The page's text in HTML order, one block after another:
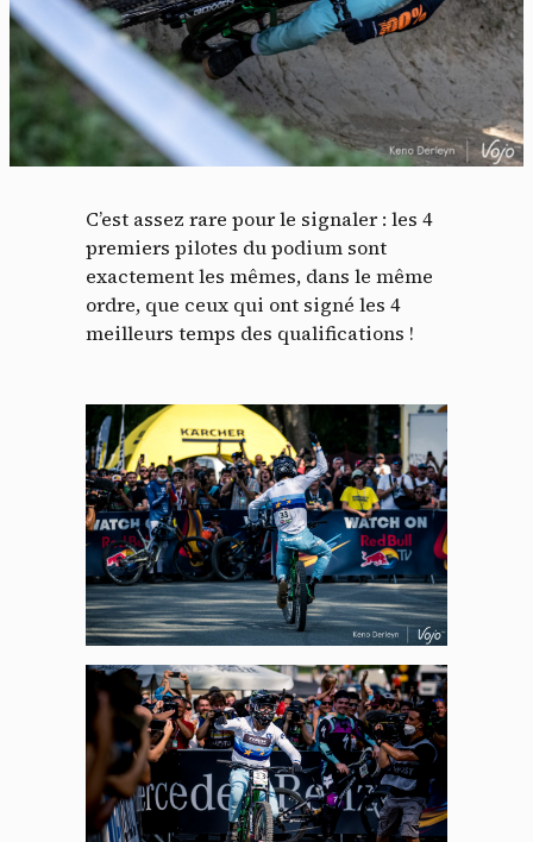
C’est assez rare pour le signaler : les 4
premiers pilotes du podium sont
exactement les mêmes, dans le même
ordre, que ceux qui ont signé les 4
meilleurs temps des qualifications !
Panneau de gestion des
cookies
En autorisant ces services tiers, vous acceptez le dépôt et la
lecture de cookies et l'utilisation de technologies de suivi
nécessaires à leur bon fonctionnement.
Politique de confidentialité
Tout accepter Tout refuser
Vidéos
Les services de partage de vidéo permettent d'enrichir
le site de contenu multimédia et augmentent sa
visibilité.